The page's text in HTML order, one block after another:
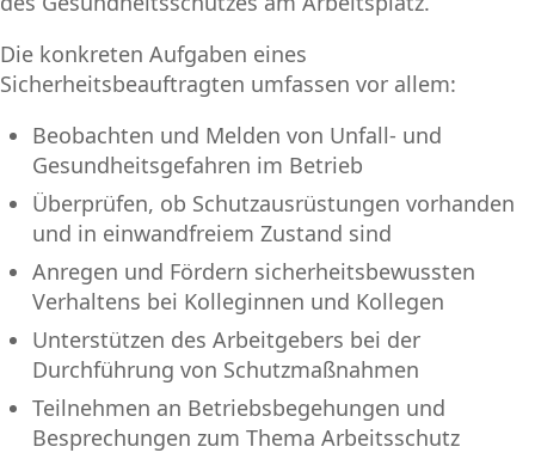
Die konkreten Aufgaben eines
Sicherheitsbeauftragten umfassen vor allem:
Beobachten und Melden von Unfall- und
Gesundheitsgefahren im Betrieb
Überprüfen, ob Schutzausrüstungen vorhanden
und in einwandfreiem Zustand sind
Anregen und Fördern sicherheitsbewussten
Verhaltens bei Kolleginnen und Kollegen
Unterstützen des Arbeitgebers bei der
Durchführung von Schutzmaßnahmen
Teilnehmen an Betriebsbegehungen und
Besprechungen zum Thema Arbeitsschutz